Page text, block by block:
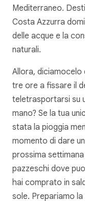
Mediterraneo.
Costa Azzurra
delle acque e la
naturali.
Allora, diciamocelo
tre ore a fissare il
teletrasportarsi su
mano? Se la tua
stata la pioggia
momento di dare
prossima
pazzeschi dove
hai comprato in
sole. Prepariamo